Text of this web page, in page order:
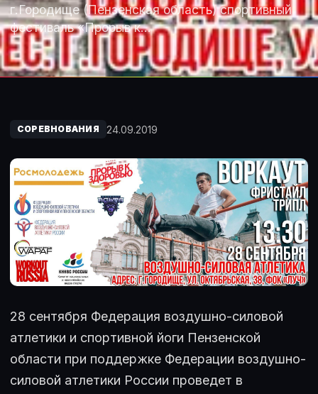
г.Городище (Пензенская область) спортивный
фестиваль «Прорыв к…
СОРЕВНОВАНИЯ 24.09.2019
28 сентября Федерация воздушно-силовой
атлетики и спортивной йоги Пензенской
области при поддержке Федерации воздушно-
силовой атлетики России проведет в